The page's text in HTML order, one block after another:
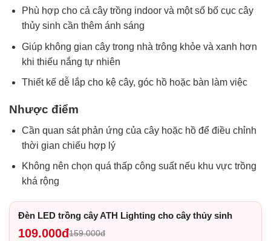
Phù hợp cho cả cây trồng indoor và một số bố cục cây
thủy sinh cần thêm ánh sáng
Giúp không gian cây trong nhà trông khỏe và xanh hơn
khi thiếu nắng tự nhiên
Thiết kế dễ lắp cho kệ cây, góc hồ hoặc bàn làm việc
Nhược điểm
Cần quan sát phản ứng của cây hoặc hồ để điều chỉnh
thời gian chiếu hợp lý
Không nên chọn quá thấp công suất nếu khu vực trồng
khá rộng
Đèn LED trồng cây ATH Lighting cho cây thủy sinh
109.000đ159.000đ